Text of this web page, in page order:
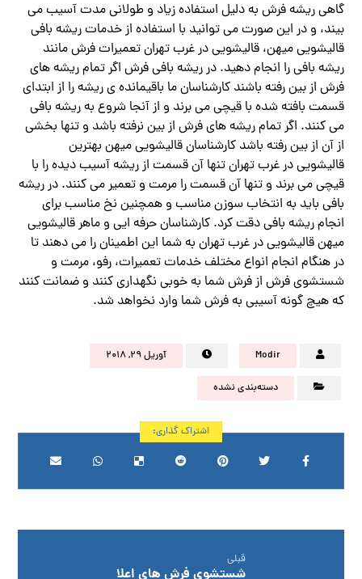
گاهی ریشه فرش به دلیل استفاده زیاد و طولانی مدت آسیب می
بیند، و در این صورت می توانید با استفاده از خدمات ریشه بافی
قالیشویی میهن، قالیشویی در غرب تهران تعمیرات فرش مانند
ریشه بافی را انجام دهید. در ریشه بافی فرش اگر تمام ریشه های
فرش از بین رفته باشند کارشناسان ما باقیمانده ی ریشه را از ابتدای
قسمت بافته شده با قیچی می برند و از آنجا شروع به ریشه بافی
می کنند. اگر تمام ریشه های فرش از بین نرفته باشد و تنها بخشی
از آن از بین رفته باشد کارشناسان قالیشویی میهن بهترین
قالیشویی در غرب تهران تنها آن قسمت از ریشه آسیب دیده را با
قیچی می برند و تنها آن قسمت را مرمت و تعمیر می کنند. در ریشه
بافی باید به انتخاب سوزن مناسب و همچنین نخ مناسب برای
انجام ریشه بافی دقت کرد. کارشناسان حرفه ایی و ماهر قالیشویی
میهن قالیشویی در غرب تهران به شما این اطمینان را می دهند تا
در هنگام انجام انواع مختلف خدمات تعمیرات، رفو، مرمت و
شستشوی فرش از فرش شما به خوبی نگهداری کنند و ضمانت کنند
که هیچ گونه آسیبی به فرش شما وارد نخواهد شد.
Modir آوریل ۲۹, ۲۰۱۸
دسته‌بندی نشده
قبلی
شستشوی فرش های اعلا